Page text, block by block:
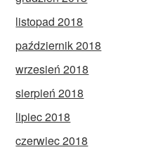
listopad 2018
październik 2018
wrzesień 2018
sierpień 2018
lipiec 2018
czerwiec 2018